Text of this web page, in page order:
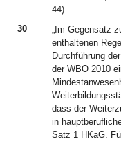
44):
30
„Im Gegensatz
enthaltenen
Durchführung
der WBO 2010
dass der
in
Satz 1 HKaG.